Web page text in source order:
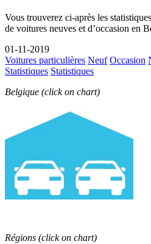
Vous trouverez ci-après les
de voitures neuves et d’occasion en
01-11-2019
Voitures particulières Neuf Occasion
Statistiques Statistiques
Belgique (click on chart)
Régions (click on chart)